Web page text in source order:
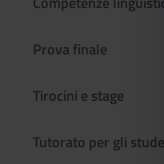
Prova finale
Tirocini e stage
Tutorato per gli